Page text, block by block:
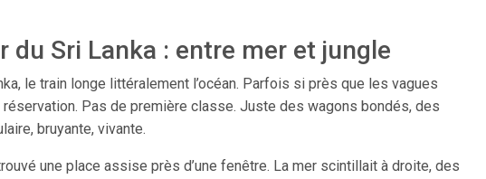
du Sri Lanka : entre mer et jungle
le train longe littéralement l’océan. Parfois si près que les vagues
Pas de première classe. Juste des wagons bondés, des
bruyante, vivante.
une place assise près d’une fenêtre. La mer scintillait à droite, des